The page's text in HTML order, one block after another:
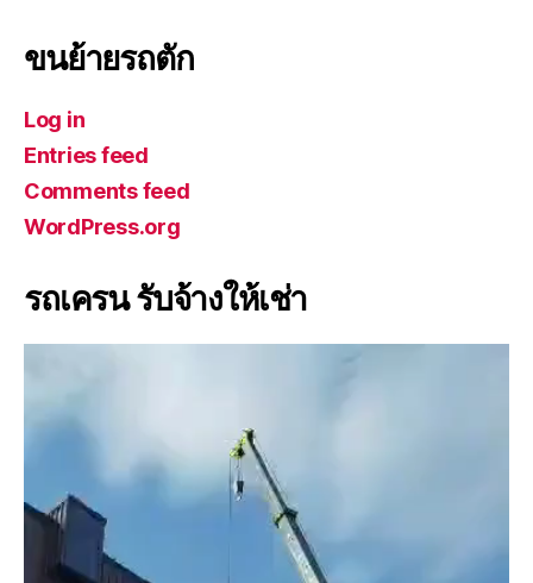
ขนย้ายรถตัก
Log in
Entries feed
Comments feed
WordPress.org
รถเครน รับจ้างให้เช่า
l